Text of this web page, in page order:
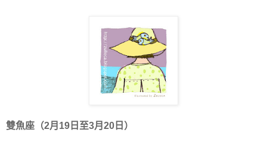
雙魚座（2月19日至3月20日）